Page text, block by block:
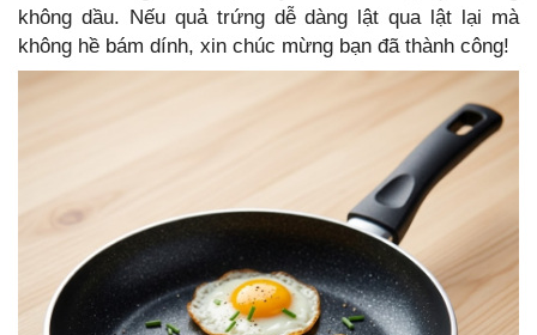
không dầu. Nếu quả trứng dễ dàng lật qua lật lại mà
không hề bám dính, xin chúc mừng bạn đã thành công!